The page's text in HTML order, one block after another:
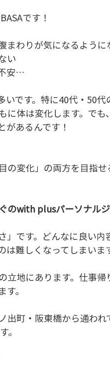
です！
まわりが気になるように
い
安…
いです。特に40代・50
に体は変化します。で
あるんです！
の変化」の両方を目指
のwith plusパーソナル
です。どんなに良い内
難しくなってしまいま
立地にあります。仕事
。
出町・阪東橋から通われ
。